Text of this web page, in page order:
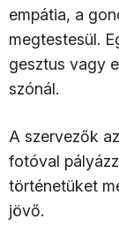
empátia, a
megtestesül.
gesztus vagy
szónál.
A szervezők
fotóval
történetüket
jövő.